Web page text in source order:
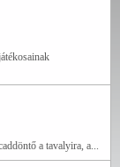
a tavalyira, a...